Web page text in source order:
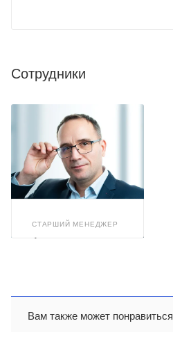
Сотрудники
СТАРШИЙ МЕНЕДЖЕР
Александр
Вам также может понравиться